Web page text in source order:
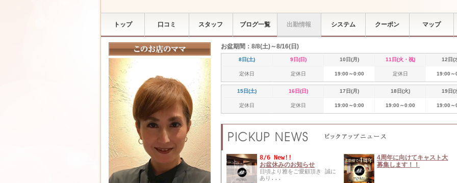
トップ 口コミ スタッフ ブログ一覧 出勤情報 システム クーポン マップ
お盆期間：8/8(土)～8/16(日)
8日(土) 9日(日) 10日(月) 11日(火・祝) 12日(
定休日 定休日 19:00～0:00 定休日 19:00～
15日(土) 16日(日) 17日(月) 18日(火) 19日(
定休日 定休日 19:00～0:00 19:00～0:00 19:00～
8/6 New!!
お盆休みのお知らせ
日頃より雅をご愛顧頂き 誠に
あり...
4周年に向けてキャスト大
募集します！！